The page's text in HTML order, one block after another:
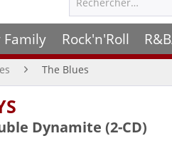
Family Rock'n'Roll
The Blues
Dynamite (2-CD)